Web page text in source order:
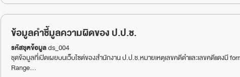
ข้อมูลคำชี้มูลความผิดของ ป.ป.ช.
รหัสชุดข้อมูลds_004
ชุดข้อมูลที่เปิดเผยบนเว็บไซต์ของสำนักงาน ป.ป.ช.หมายเหตุเลขคดีดำและเลขคดีแดงมี
Range...